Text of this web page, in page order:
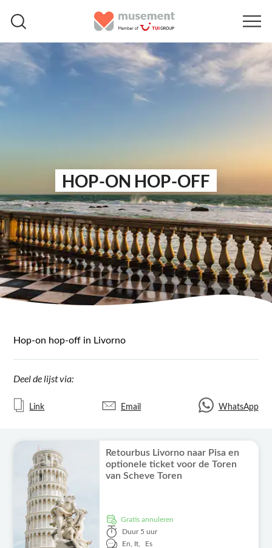
HOP-ON HOP-OFF
Hop-on hop-off in Livorno
Deel de lijst via:
Link Email WhatsApp
Retourbus Livorno naar Pisa en
optionele ticket voor de Toren
van Scheve Toren
Gratis annuleren
Duur 5 uur
En,
It, Es